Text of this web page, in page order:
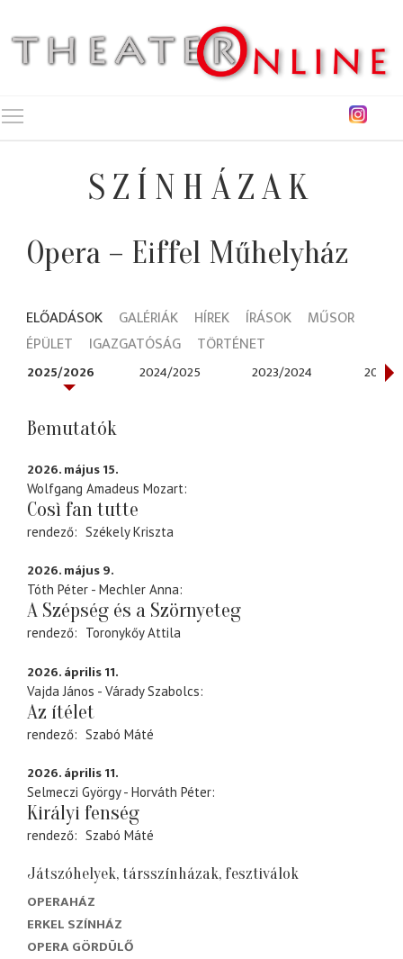
SZÍNHÁZAK
Opera – Eiffel Műhelyház
ELŐADÁSOK GALÉRIÁK HÍREK ÍRÁSOK
MŰSOR
ÉPÜLET
IGAZGATÓSÁG TÖRTÉNET
2025/2026 2024/2025 2023/2024 2021/
Bemutatók
2026. május 15.
Wolfgang Amadeus Mozart
Così fan tutte
rendező Székely Kriszta
2026. május 9.
Tóth Péter - Mechler Anna
A Szépség és a Szörnyeteg
rendező Toronykőy Attila
2026. április 11.
Vajda János - Várady Szabolcs
Az ítélet
rendező Szabó Máté
2026. április 11.
Selmeczi György - Horváth Péter
Királyi fenség
rendező Szabó Máté
Játszóhelyek, társszínházak, fesztiválok
OPERAHÁZ
ERKEL SZÍNHÁZ
OPERA GÖRDÜLŐ